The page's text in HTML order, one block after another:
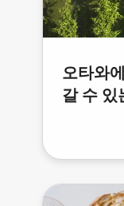
오타와
갈 수